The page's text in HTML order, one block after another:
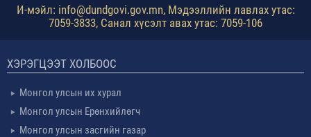
И-мэйл: info@dundgovi.gov.mn, Мэдээллийн лавлах утас:
7059-3833, Санал хүсэлт авах утас: 7059-106
ХЭРЭГЦЭЭТ ХОЛБООС
Монгол улсын их хурал
Монгол улсын Ерөнхийлөгч
Монгол улсын засгийн газар